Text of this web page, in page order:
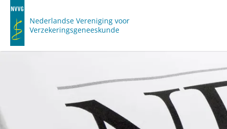
Nederlandse Vereniging voor
Verzekeringsgeneeskunde